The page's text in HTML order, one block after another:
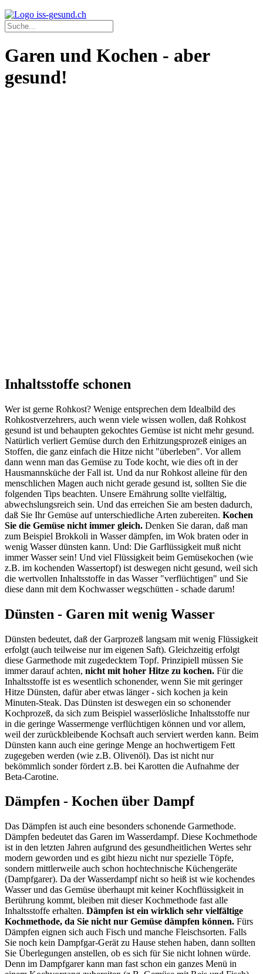
Garen und Kochen - aber
gesund!
Inhaltsstoffe schonen
Wer ist gerne Rohkost? Wenige entsprechen dem Idealbild des
Rohkostverzehrers, auch wenn viele wissen wollen, daß Rohkost
gesund ist und behaupten gekochtes Gemüse ist nicht mehr gesund.
Natürlich verliert Gemüse durch den Erhitzungsprozeß einiges an
Stoffen, die ganz einfach die Hitze nicht "überleben". Vor allem
dann wenn man das Gemüse zu Tode kocht, wie dies oft in der
Hausmannsküche der Fall ist. Und da nur Rohkost alleine für den
menschlichen Magen auch nicht gerade gesund ist, sollten Sie die
folgenden Tips beachten. Unsere Ernährung sollte vielfältig,
abwechslungsreich sein. Und das erreichen Sie am besten dadurch,
daß Sie Ihr Gemüse auf unterschiedliche Arten zubereiten. Kochen
Sie die Gemüse nicht immer gleich. Denken Sie daran, daß man
zum Beispiel Brokkoli in Wasser dämpfen, im Wok braten oder in
wenig Wasser dünsten kann. Und: Die Garflüssigkeit muß nicht
immer Wasser sein! Und viel Flüssigkeit beim Gemüsekochen (wie
z.B. im kochenden Wassertopf) ist deswegen nicht gesund, weil sich
die wertvollen Inhaltsstoffe in das Wasser "verflüchtigen" und Sie
diese dann mit dem Kochwasser wegschütten - schade darum!
Dünsten - Garen mit wenig Wasser
Dünsten bedeutet, daß der Garprozeß langsam mit wenig Flüssigkeit
erfolgt (auch teilweise nur im eigenen Saft). Gleichzeitig erfolgt
diese Garmethode mit zugedecktem Topf. Prinzipiell müssen Sie
immer darauf achten, nicht mit hoher Hitze zu kochen. Für die
Inhaltsstoffe ist es wesentlich schonender, wenn Sie mit geringer
Hitze Dünsten, dafür aber etwas länger - sich kochen ja kein
Minuten-Steak. Das Dünsten ist deswegen ein so schonender
Kochprozeß, da sich zum Beispiel wasserlösliche Inhaltsstoffe nur
in die geringe Wassermenge verflüchtigen können und vor allem,
weil der zurückbleibende Kochsaft auch serviert werden kann. Beim
Dünsten kann auch eine geringe Menge an hochwertigem Fett
zugegeben werden (wie z.B. Olivenöl). Das ist nicht nur
bekömmlich sonder fördert z.B. bei Karotten die Aufnahme der
Beta-Carotine.
Dämpfen - Kochen über Dampf
Das Dämpfen ist auch eine besonders schonende Garmethode.
Dämpfen bedeutet das Garen im Wasserdampf. Diese Kochmethode
ist in den letzten Jahren aufgrund des gesundheitlichen Wertes sehr
modern geworden und es gibt hiezu nicht nur spezielle Töpfe,
sondern mittlerweile auch schon hochtechnische Küchengeräte
(Dampfgarer). Da der Wasserdampf nicht so heiß ist wie kochendes
Wasser und das Gemüse überhaupt mit keiner Kochflüssigkeit in
Berührung kommt, bleiben mit dieser Kochmethode fast alle
Inhaltsstoffe erhalten. Dämpfen ist ein wirklich sehr vielfältige
Kochmethode, da Sie nicht nur Gemüse dämpfen können. Fürs
Dämpfen eignen sich auch Fisch und manche Fleischsorten. Falls
Sie noch kein Dampfgar-Gerät zu Hause stehen haben, dann sollten
Sie Überlegungen anstellen, ob es sich für Sie nicht lohnen würde.
Denn im Dampfgarer kann man fast schon ein ganzes Menü in